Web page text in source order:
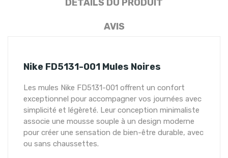
DÉTAILS DU PRODUIT
AVIS
Nike FD5131-001 Mules Noires
Les mules Nike FD5131-001 offrent un confort
exceptionnel pour accompagner vos journées avec
simplicité et légèreté. Leur conception minimaliste
associe une mousse souple à un design moderne
pour créer une sensation de bien-être durable, avec
ou sans chaussettes.